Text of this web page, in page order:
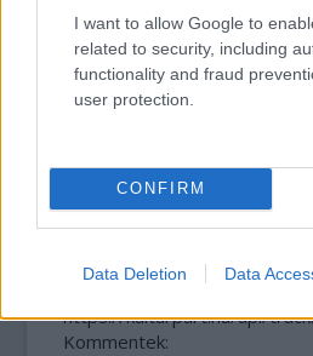
I want to allow Google to
related to security, including
functionality and fraud
user protection.
CONFIRM
Data Deletion Data
„NEM TÖBB EZER
EGY VÁLOGATOTT
A bejegyzés trackback címe:
https://kulturpart.hu/api/
Kommentek: